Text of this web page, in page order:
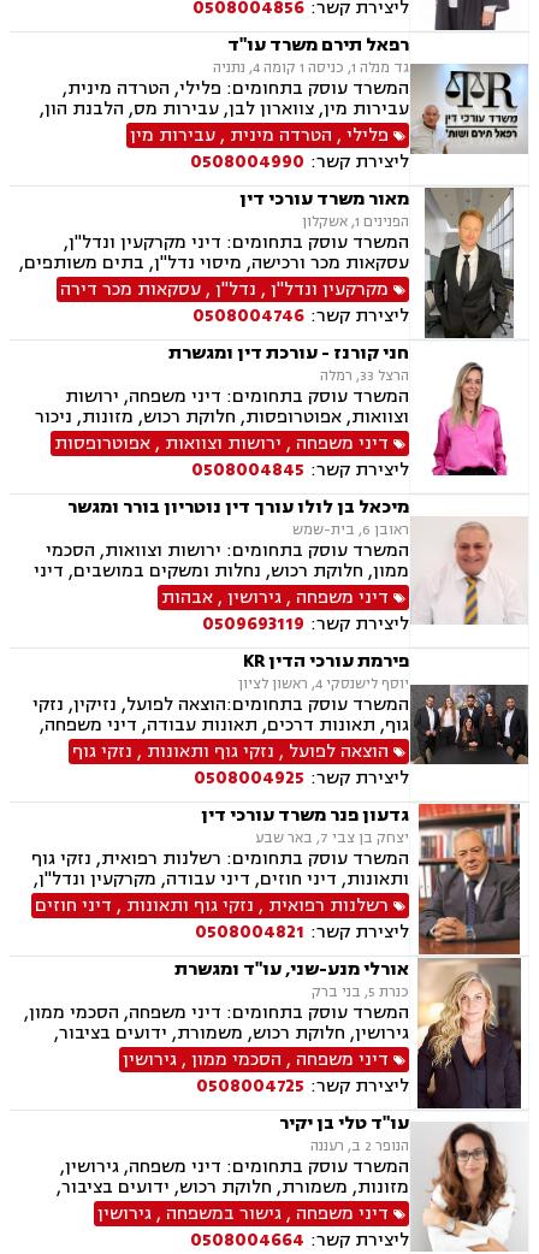
אימוץ, חלוקת רכוש, מעמד אישי, זמני שהות, אומנה,
ייפוי כוח מתמשך
ליצירת קשר: 0508004856
רפאל תירם משרד עו"ד
גד מנלה 1, כניסה 1 קומה 4, נתניה
המשרד עוסק בתחומים: פלילי, הטרדה מינית,
עבירות מין, צווארון לבן, עבירות מס, הלבנת הון,
אלימות במשפחה, עבירות סמים, ועדת שיחרורים,
תעבורה, נהיגה בשכרות, שלילת רישיון נהיגה,
פסילת רישיון מנהלית, המכון הרפואי לבטיחות
בדרכים, פשיטת רגל, הוצאה לפועל, דיני משפלה,
הסכמי ממון, צוואות וירושות, יפוי כוח מתמשך
פלילי, הטרדה מינית ,עבירות מין
ליצירת קשר: 0508004990
מאור משרד עורכי דין
הפנינים 1, אשקלון
המשרד עוסק בתחומים: דיני מקרקעין ונדל"ן,
עסקאות מכר ורכישה, מיסוי נדל"ן, בתים משותפים,
תכנון ובניה, ליקוי בניה, מושבים וקיבוצים, קבוצת
רכישה, מגרשים לבניה, רשות מקרקעי ישראל,
ירושות וצוואות, הסכמי ממון, ייפוי כוח מתמשך, דיני
משפחה, פונדקאות, מזונות, גישור, אפוטרופסות,
גירושין, נשואים אזרחיים, מעמד אישי, ניכור הורי,
זמני שהות, העברה בין דורית
מקרקעין ונדל"ן, נדל"ן,עסקאות מכר דירה
ליצירת קשר: 0508004746
חני קורנז - עורכת דין ומגשרת
הרצל 33, רמלה
המשרד עוסק בתחומים: דיני משפחה, ירושות
וצוואות, אפוטרופסות, חלוקת רכוש, מזונות, ניכור
הורי, אלימות במשפחה, גירושין, גישור במשפחה,
הסכמי ממון, ידועים בציבור, מעמד אישי, הורות
משותפת, זמני שהות, חוק הנוער, חטיפת ילדים,
ייפוי כוח מתמשך, אחריות הורית
דיני משפחה , ירושות וצוואות ,אפוטרופסות
ליצירת קשר: 0508004845
מיכאל בן לולו עורך דין נוטריון בורר ומגשר
ראובן 6, בית-שמש
המשרד עוסק בתחומים: ירושות וצוואות, הסכמי
ממון, חלוקת רכוש, נחלות ומשקים במושבים, דיני
מקרקעין, עסקאות מכר דירה, נדל"ן, רשות מקרקעי
ישראל, דיני משפחה, גירושין, מזונות, משמורת,
אלימות במשפחה, אבהות , גישור במשפחה, אומנה,
מעמד אישי, ניכור הורי
דיני משפחה ,גירושין,אבהות
ליצירת קשר: 0509693119
פירמת עורכי הדין KR
יוסף לישנסקי 4, ראשון לציון
המשרד עוסק בתחומים:הוצאה לפועל, נזיקין, נזקי
גוף, תאונות דרכים, תאונות עבודה, דיני משפחה,
גירושין, ירושות וצוואות, הסכמי ממון, דין משמעתי,
מקרקעין ונדל"ן, עסקאות מכר דירה, גישור עסקי,
דיני חוזים, אובדן כושר עבודה, ביטוח לאומי, דיני
חברות, דיני עמותות.
הוצאה לפועל , נזקי גוף ותאונות , נזקי גוף
ליצירת קשר: 0508004925
גדעון פנר משרד עורכי דין
יצחק בן צבי 7, באר שבע
המשרד עוסק בתחומים: רשלנות רפואית, נזקי גוף
ותאונות, דיני חוזים, דיני עבודה, מקרקעין ונדל"ן,
דיני משפחה, בנקים, פלילי, נזקי גוף, תאונות עבודה,
תאונות דרכים, משפט מסחרי, תביעות ביטוח ונזקי
רכוש, ייפוי כוח מתמשך, נוטריון , רשלנות רפואית-
הריון ולידה, לשון הרע, תאונות ספורט, בריאות
הנפש, אובדן כושר עבודה , תאונות תלמידים,
תאונות עקב רשלנות, נזקי רכוש, קבלנות חוזית,
השקעות בחו"ל, דין משמעתי, עובדים זרים, זכויות
נשים בהריון, תכנון ובניה, דיור מוגן, אגודות
שיתופיות, ליקויי בנייה, מושבים וקיבוצים , ועוד
רשלנות רפואית , נזקי גוף ותאונות , דיני חוזים
ליצירת קשר: 0508004821
אורלי מנע-שני, עו"ד ומגשרת
כנרת 5, בני ברק
המשרד עוסק בתחומים: דיני משפחה, הסכמי ממון,
גירושין, חלוקת רכוש, משמורת, ידועים בציבור,
גישור במשפחה, ירושות וצוואות, ניכור הורי, נדל"ן,
ייפוי כוח מתמשך
דיני משפחה , הסכמי ממון,גירושין
ליצירת קשר: 0508004725
עו"ד טלי בן יקיר
הנופר 2 ב, רעננה
המשרד עוסק בתחומים: דיני משפחה, גירושין,
מזונות, משמורת, חלוקת רכוש, ידועים בציבור,
אבהות , הסכמי ממון, ירושות וצוואות, אפוטרופסות,
נישואים אזרחיים, הורות חד מינית
דיני משפחה ,גישור במשפחה ,גירושין
ליצירת קשר: 0508004664